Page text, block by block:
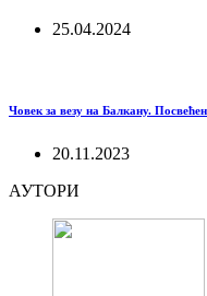
25.04.2024
Човек за везу на Балкану.
20.11.2023
АУТОРИ